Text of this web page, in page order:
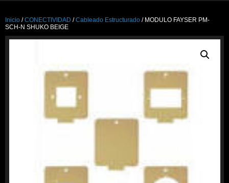
Inicio /CONECTIVIDAD /Cableado Estructurado / MODULO FAYSER PM-
SCH-N SHUKO BEIGE